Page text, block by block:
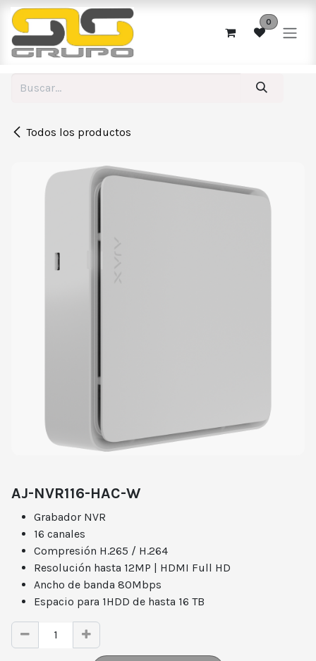
Ir al contenido
0
Todos los productos
AJ-NVR116-HAC-W
Grabador NVR
16 canales
Compresión H.265 / H.264
Resolución hasta 12MP | HDMI Full HD
Ancho de banda 80Mbps
Espacio para 1HDD de hasta 16 TB